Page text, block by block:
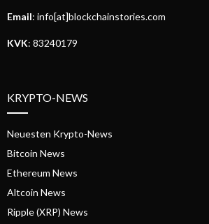
Email: info[at]blockchainstories.com
KVK: 83240179
KRYPTO-NEWS
Neuesten Krypto-News
Bitcoin News
Ethereum News
Altcoin News
Ripple (XRP) News